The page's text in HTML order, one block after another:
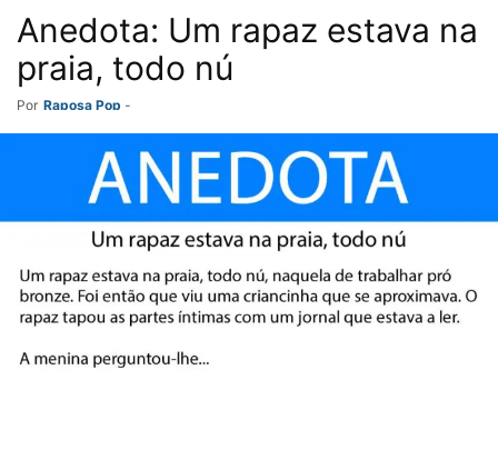
Anedota: Um rapaz estava na
praia, todo nú
Por Raposa Pop -